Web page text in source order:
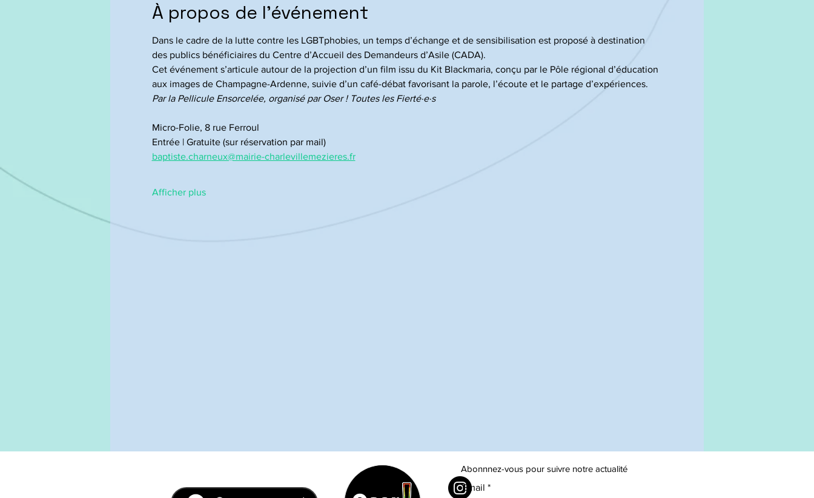
À propos de l'événement
Dans le cadre de la lutte contre les LGBTphobies, un temps d’échange et de sensibilisation est proposé à destination
des publics bénéficiaires du Centre d’Accueil des Demandeurs d’Asile (CADA).
Cet événement s’articule autour de la projection d’un film issu du Kit Blackmaria, conçu par le Pôle régional d’éducation
aux images de Champagne-Ardenne, suivie d’un café-débat favorisant la parole, l’écoute et le partage d’expériences.
Par la Pellicule Ensorcelée, organisé par Oser ! Toutes les Fierté·e·s
Micro-Folie, 8 rue Ferroul
Entrée | Gratuite (sur réservation par mail)
baptiste.charneux@mairie-charlevillemezieres.fr
Afficher plus
Abonnnez-vous pour suivre notre actualité
Email